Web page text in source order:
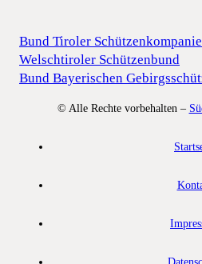
Bund Tiroler
Welschtiroler Schützenbund
Bund Bayerischen
© Alle Rechte vorbehalten –